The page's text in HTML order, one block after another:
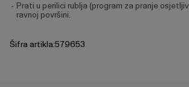
Prati u perilici rublja (program za pranje
ravnoj površini.
Šifra artikla:579653